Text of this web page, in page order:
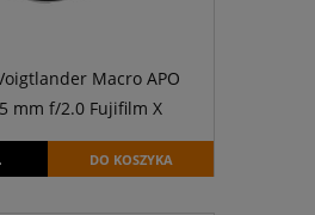
Macro APO
mm f/2.0 Fujifilm X
DO KOSZYKA